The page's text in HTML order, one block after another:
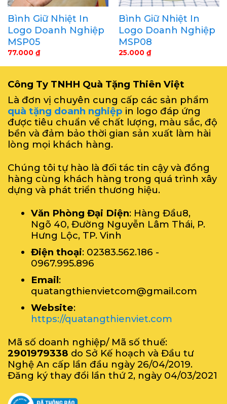
Bình Giữ Nhiệt In
Logo Doanh Nghiệp
MSP05
77.000 ₫
Bình Giữ Nhiệt In
Logo Doanh Nghiệp
MSP08
25.000 ₫
Công Ty TNHH Quà Tặng Thiên Việt
Là đơn vị chuyên cung cấp các sản phẩm
quà tặng doanh nghiệp in logo đáp ứng
được tiêu chuẩn về chất lượng, màu sắc, độ
bền và đảm bảo thời gian sản xuất làm hài
lòng mọi khách hàng.
Chúng tôi tự hào là đối tác tin cậy và đồng
hàng cùng khách hàng trong quá trình xây
dựng và phát triển thương hiệu.
Văn Phòng Đại Diện: Hàng Đầu8,
Ngõ 40, Đường Nguyễn Lâm Thái, P.
Hưng Lộc, TP. Vinh
Điện thoại: 02383.562.186 -
0967.995.896
Email:
quatangthienvietcom@gmail.com
Website:
https://quatangthienviet.com
Mã số doanh nghiệp/ Mã số thuế:
2901979338 do Sở Kế hoạch và Đầu tư
Nghệ An cấp lần đầu ngày 26/04/2019.
Đăng ký thay đổi lần thứ 2, ngày 04/03/2021